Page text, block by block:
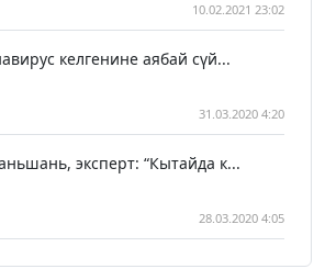
10.02.2021 23:02
келгенине аябай сүй...
31.03.2020 4:20
эксперт: “Кытайда к...
28.03.2020 4:05